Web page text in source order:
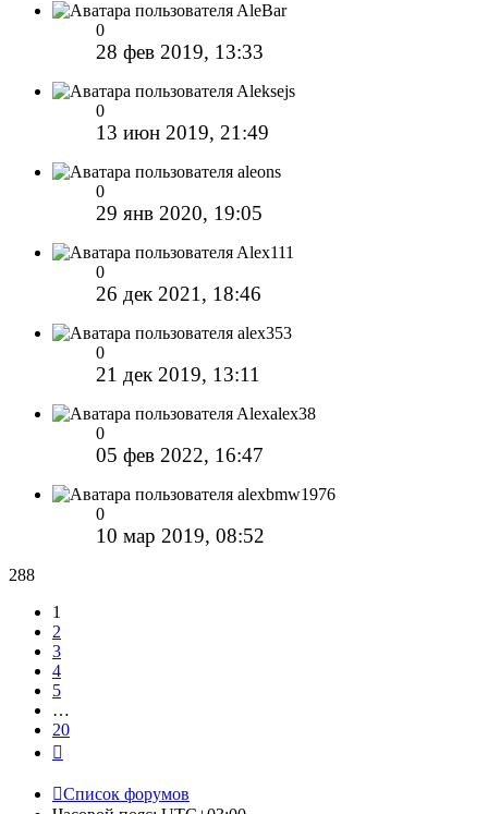
AleBar
0
28 фев 2019, 13:33
Aleksejs
0
13 июн 2019, 21:49
aleons
0
29 янв 2020, 19:05
Alex111
0
26 дек 2021, 18:46
alex353
0
21 дек 2019, 13:11
Alexalex38
0
05 фев 2022, 16:47
alexbmw1976
0
10 мар 2019, 08:52
288
1
2
3
4
5
…
20
Список форумов